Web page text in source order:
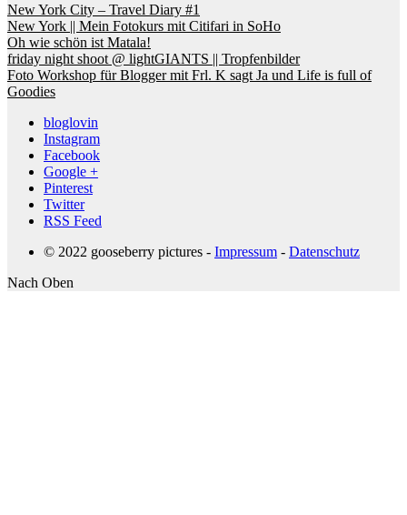
New York City – Travel Diary #1
New York || Mein Fotokurs mit Citifari in SoHo
Oh wie schön ist Matala!
friday night shoot @ lightGIANTS || Tropfenbilder
Foto Workshop für Blogger mit Frl. K sagt Ja und Life is full of
Goodies
bloglovin
Instagram
Facebook
Google +
Pinterest
Twitter
RSS Feed
© 2022 gooseberry pictures - Impressum - Datenschutz
Nach Oben